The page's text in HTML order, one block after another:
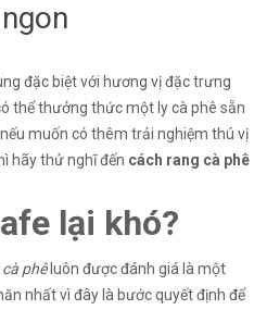
đặc biệt với hương vị đặc trưng
thể thưởng thức một ly cà phê sẵn
muốn có thêm trải nghiệm thú vị
hãy thử nghĩ đến cách rang cà phê
lại khó?
phêluôn được đánh giá là một
nhất vì đây là bước quyết định để